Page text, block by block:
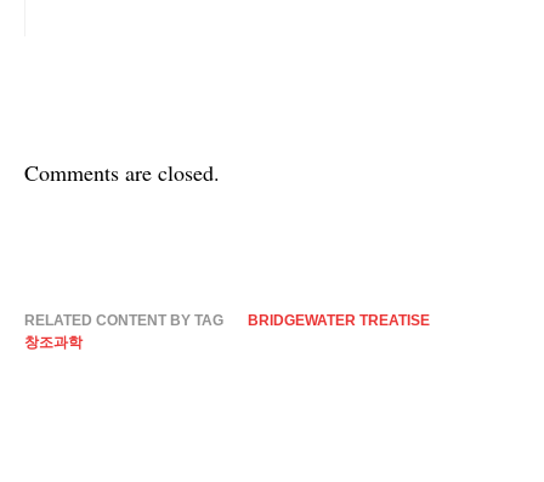
Comments are closed.
RELATED CONTENT BY TAG
BRIDGEWATER TREATISE
창조과학